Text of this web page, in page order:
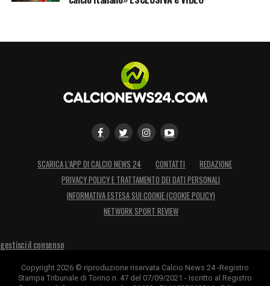
SCARICA L’APP DI CALCIO NEWS 24 CONTATTI
REDAZIONE
PRIVACY POLICY E TRATTAMENTO DEI DATI PERSONALI
INFORMATIVA ESTESA SUI COOKIE (COOKIE POLICY)
NETWORK SPORT REVIEW
gestisci il consenso
Copyright 2026 © riproduzione riservata Calcio News 24 -Registro
Stampa Tribunale di Torino n. 47 del 07/09/2021 - Iscritto al Registro